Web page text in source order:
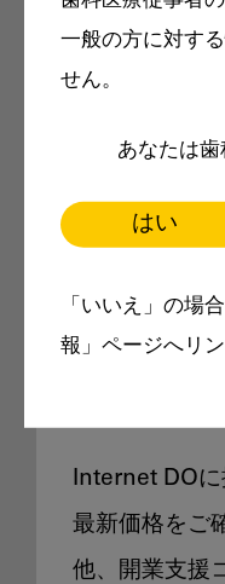
一般の方に対す
せん。
あなたは歯
はい
「いいえ」の場
報」ページへリン
Internet
製品
Internet DOに
最新価格をご
他、開業支援